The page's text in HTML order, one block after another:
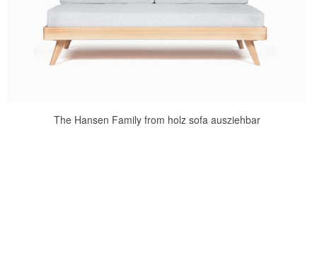
The Hansen Family from holz sofa ausziehbar